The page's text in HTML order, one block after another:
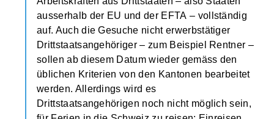
ausserhalb der EU und der EFTA – vollständig
auf. Auch die Gesuche nicht erwerbstätiger
Drittstaatsangehöriger – zum Beispiel Rentner –
sollen ab diesem Datum wieder gemäss den
üblichen Kriterien von den Kantonen bearbeitet
werden. Allerdings wird es
Drittstaatsangehörigen noch nicht möglich sein,